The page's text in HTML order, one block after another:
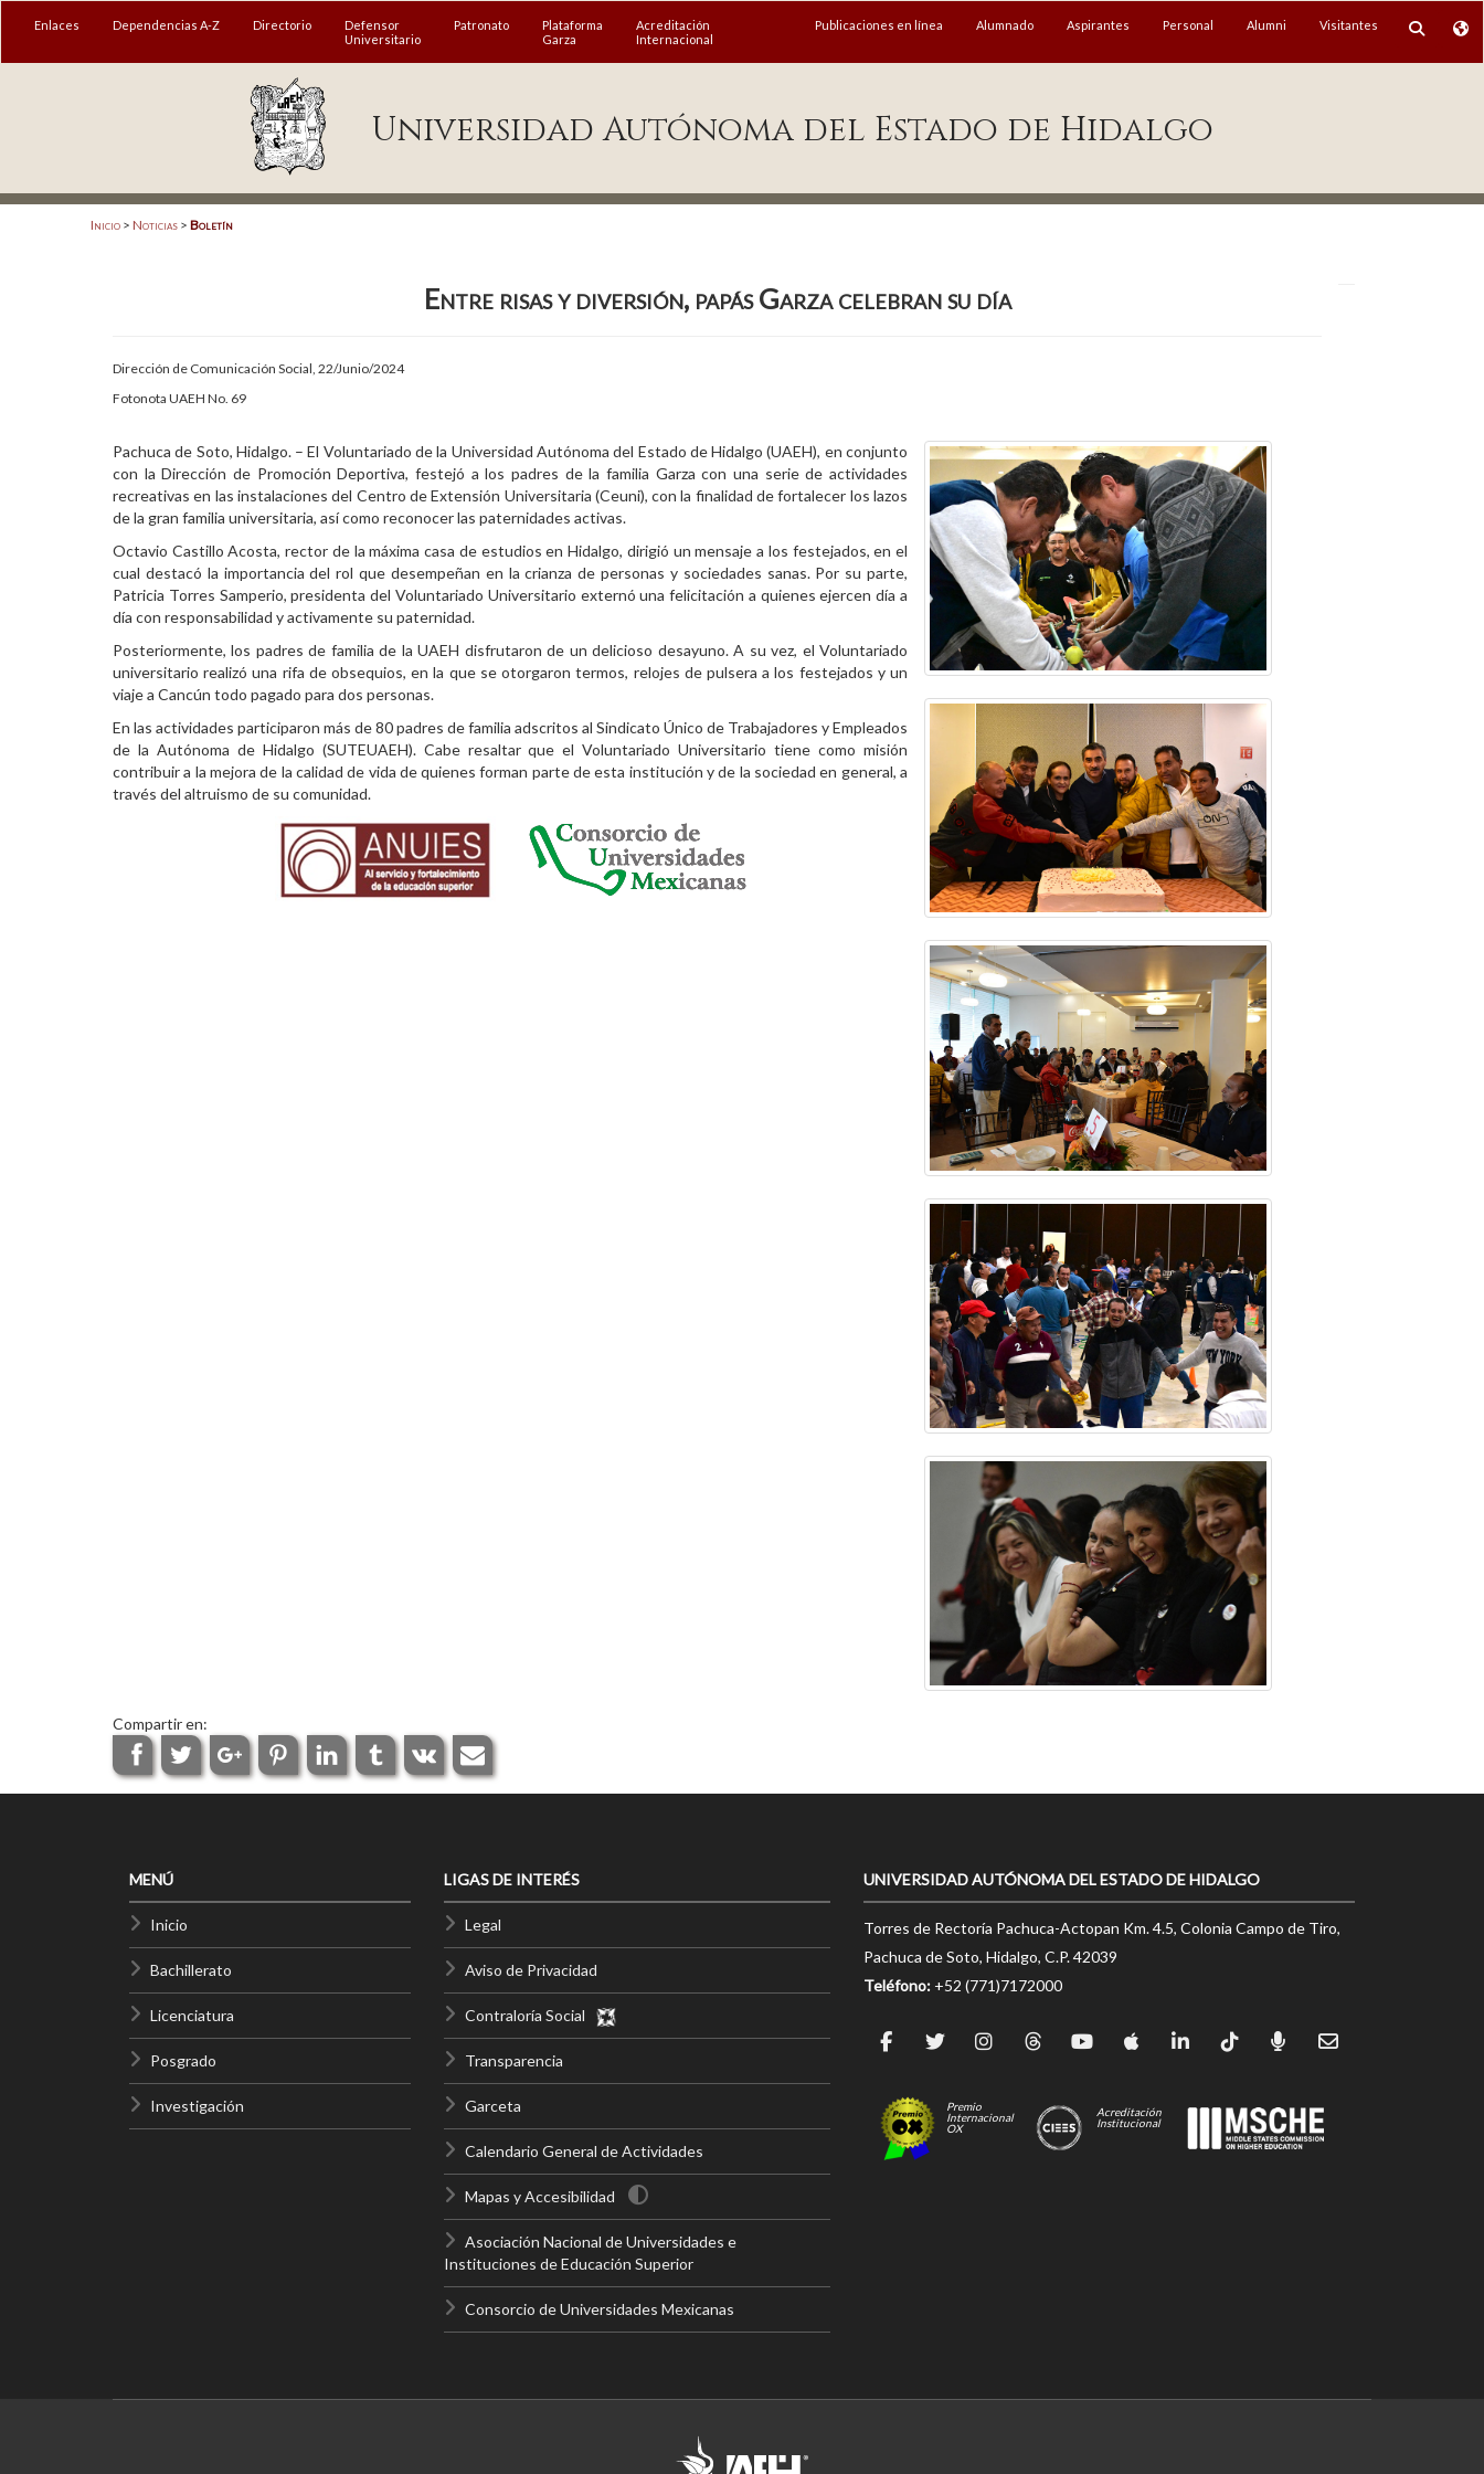
MENÚ
Enlaces Dependencias A-Z Directorio
Defensor
Universitario
Patronato
Plataforma
Garza
Acreditación
Internacional
Publicaciones en línea Alumnado Aspirantes Personal Alumni Visitantes
Universidad Autónoma del Estado de Hidalgo
Inicio > Noticias > Boletín
Entre risas y diversión, papás Garza celebran su día
Dirección de Comunicación Social, 22/Junio/2024
Fotonota UAEH No. 69
Pachuca de Soto, Hidalgo. – El Voluntariado de la Universidad Autónoma del Estado de Hidalgo (UAEH), en conjunto
con la Dirección de Promoción Deportiva, festejó a los padres de la familia Garza con una serie de actividades
recreativas en las instalaciones del Centro de Extensión Universitaria (Ceuni), con la finalidad de fortalecer los lazos
de la gran familia universitaria, así como reconocer las paternidades activas.
Octavio Castillo Acosta, rector de la máxima casa de estudios en Hidalgo, dirigió un mensaje a los festejados, en el
cual destacó la importancia del rol que desempeñan en la crianza de personas y sociedades sanas. Por su parte,
Patricia Torres Samperio, presidenta del Voluntariado Universitario externó una felicitación a quienes ejercen día a
día con responsabilidad y activamente su paternidad.
Posteriormente, los padres de familia de la UAEH disfrutaron de un delicioso desayuno. A su vez, el Voluntariado
universitario realizó una rifa de obsequios, en la que se otorgaron termos, relojes de pulsera a los festejados y un
viaje a Cancún todo pagado para dos personas.
En las actividades participaron más de 80 padres de familia adscritos al Sindicato Único de Trabajadores y Empleados
de la Autónoma de Hidalgo (SUTEUAEH). Cabe resaltar que el Voluntariado Universitario tiene como misión
contribuir a la mejora de la calidad de vida de quienes forman parte de esta institución y de la sociedad en general, a
través del altruismo de su comunidad.
Compartir en:
MENÚ
Inicio
Bachillerato
Licenciatura
Posgrado
Investigación
LIGAS DE INTERÉS
Legal
Aviso de Privacidad
Contraloría Social
Transparencia
Garceta
Calendario General de Actividades
Mapas y Accesibilidad
Asociación Nacional de Universidades e
Instituciones de Educación Superior
Consorcio de Universidades Mexicanas
UNIVERSIDAD AUTÓNOMA DEL ESTADO DE HIDALGO
Torres de Rectoría Pachuca-Actopan Km. 4.5, Colonia Campo de Tiro,
Pachuca de Soto, Hidalgo, C.P. 42039
Teléfono: +52 (771)7172000
Premio
Internacional
OX
Acreditación
Institucional